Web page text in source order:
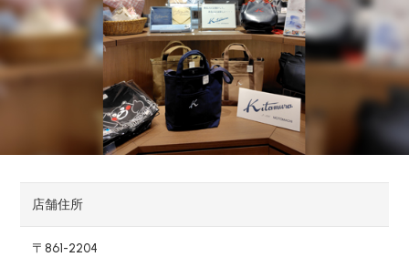
店舗住所
〒861-2204